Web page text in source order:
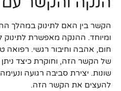
הקשר בין האם לתינוק במהלך
ומיוחד. ההנקה מאפשרת
חום, אהבה וחיבור רגשי. רפואה
של הקשר הזה, וחוקרת כיצד
שונות. יצירת סביבה רגועה
להעצים את הקשר הזה.